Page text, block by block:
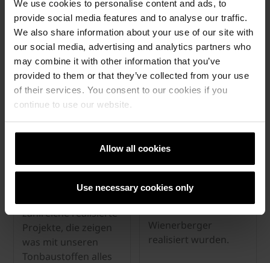
We use cookies to personalise content and ads, to
provide social media features and to analyse our traffic.
We also share information about your use of our site with
our social media, advertising and analytics partners who
may combine it with other information that you’ve
provided to them or that they’ve collected from your use
of their services. You consent to our cookies if you
continue to use our website.
Allow all cookies
Use necessary cookies only
Referenzen
© Wienerberger Ceramika
zahlreiche realisierte
Projekte, die zeigen
was mit unseren
Tonbaustoffen alles
Highlights
Spannendes
Hintergrundwissen
zu Projekten, die mit
Wienerberger
realisiert wurden.